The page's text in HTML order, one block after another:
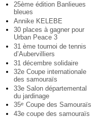
25ème édition Banlieues
bleues
Annike KELEBE
30 places à gagner pour
Urban Peace 3
31 ème tournoi de tennis
d’Aubervilliers
31 décembre solidaire
32e Coupe internationale
des samouraïs
33e Salon départemental
du jardinage
35e Coupe des Samouraïs
43e coupe des samouraïs